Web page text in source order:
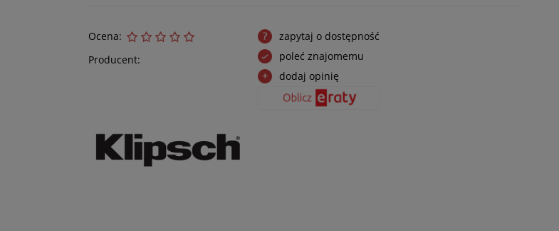
Ocena:
Producent:
zapytaj o dostępność
poleć znajomemu
dodaj opinię